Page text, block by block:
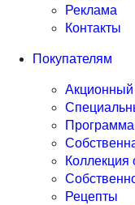
Реклама
Контакты
Покупателям
Акционный
Программа
Рецепты